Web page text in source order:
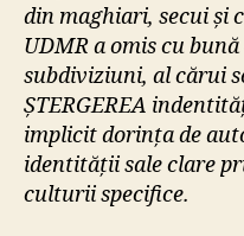
din maghiari, secui și
UDMR a omis cu
subdiviziuni, al cărui
ȘTERGEREA
implicit dorința de
identității sale clare
culturii specifice.